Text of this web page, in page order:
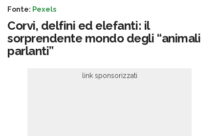
Fonte: Pexels
Corvi, delfini ed elefanti: il
sorprendente mondo degli “animali
parlanti”